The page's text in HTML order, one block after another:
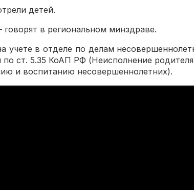
детей.
в региональном минздраве.
в отделе по делам
ст. 5.35 КоАП РФ (Неисполнение
и воспитанию несовершеннолетних).